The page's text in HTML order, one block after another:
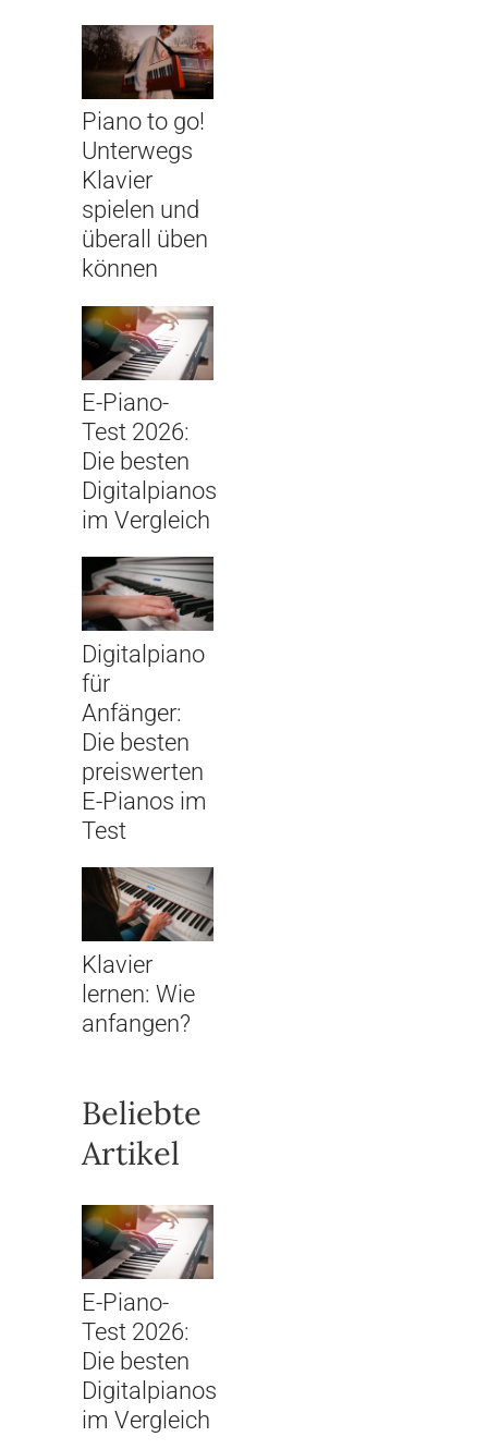
Piano to go!
Unterwegs
Klavier
spielen und
überall üben
können
E-Piano-
Test 2026:
Die besten
Digitalpianos
im Vergleich
Digitalpiano
für
Anfänger:
Die besten
preiswerten
E-Pianos im
Test
Klavier
lernen: Wie
anfangen?
Beliebte
Artikel
E-Piano-
Test 2026:
Die besten
Digitalpianos
im Vergleich